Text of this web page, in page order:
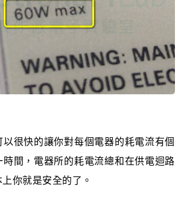
以很快的讓你對每個電器的耗電流有個
間，電器所的耗電流總和在供電迴路
你就是安全的了。